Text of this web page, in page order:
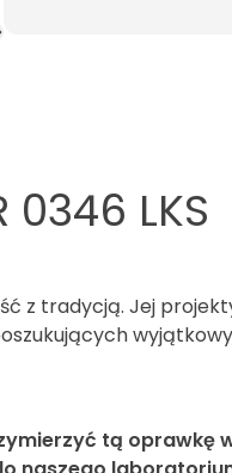
0346 LKS
z tradycją. Jej
tą oprawkę